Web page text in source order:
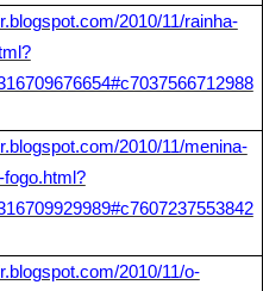
2010/11/rainha-
2010/11/menina-
2010/11/o-